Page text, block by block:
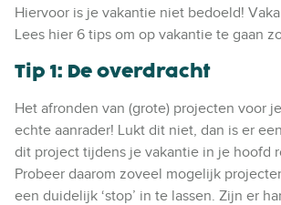
Hiervoor is je vakantie niet bedoeld!
Lees hier 6 tips om op vakantie te gaan
Tip 1: De overdracht
Het afronden van (grote) projecten voor
echte aanrader! Lukt dit niet, dan is er
dit project tijdens je vakantie in je hoofd
Probeer daarom zoveel mogelijk
een duidelijk ‘stop’ in te lassen. Zijn er